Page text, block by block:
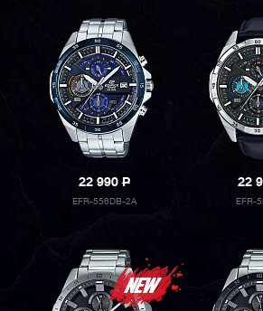
22 990P
EFR-556DB-2A
22
EFR-